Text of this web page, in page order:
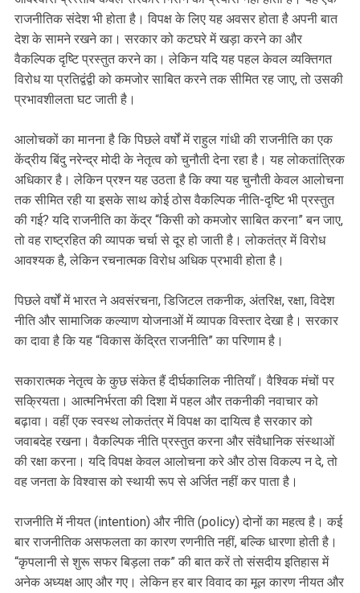
राजनीतिक संदेश भी होता है। विपक्ष के लिए यह अवसर होता है अपनी बात
देश के सामने रखने का। सरकार को कटघरे में खड़ा करने का और
वैकल्पिक दृष्टि प्रस्तुत करने का। लेकिन यदि यह पहल केवल व्यक्तिगत
विरोध या प्रतिद्वंद्वी को कमजोर साबित करने तक सीमित रह जाए, तो उसकी
प्रभावशीलता घट जाती है।
आलोचकों का मानना है कि पिछले वर्षों में राहुल गांधी की राजनीति का एक
केंद्रीय बिंदु नरेन्द्र मोदी के नेतृत्व को चुनौती देना रहा है। यह लोकतांत्रिक
अधिकार है। लेकिन प्रश्न यह उठता है कि क्या यह चुनौती केवल आलोचना
तक सीमित रही या इसके साथ कोई ठोस वैकल्पिक नीति-दृष्टि भी प्रस्तुत
की गई? यदि राजनीति का केंद्र “किसी को कमजोर साबित करना” बन जाए,
तो वह राष्ट्रहित की व्यापक चर्चा से दूर हो जाती है। लोकतंत्र में विरोध
आवश्यक है, लेकिन रचनात्मक विरोध अधिक प्रभावी होता है।
पिछले वर्षों में भारत ने अवसंरचना, डिजिटल तकनीक, अंतरिक्ष, रक्षा, विदेश
नीति और सामाजिक कल्याण योजनाओं में व्यापक विस्तार देखा है। सरकार
का दावा है कि यह “विकास केंद्रित राजनीति” का परिणाम है।
सकारात्मक नेतृत्व के कुछ संकेत हैं दीर्घकालिक नीतियाँ। वैश्विक मंचों पर
सक्रियता। आत्मनिर्भरता की दिशा में पहल और तकनीकी नवाचार को
बढ़ावा। वहीं एक स्वस्थ लोकतंत्र में विपक्ष का दायित्व है सरकार को
जवाबदेह रखना। वैकल्पिक नीति प्रस्तुत करना और संवैधानिक संस्थाओं
की रक्षा करना। यदि विपक्ष केवल आलोचना करे और ठोस विकल्प न दे, तो
वह जनता के विश्वास को स्थायी रूप से अर्जित नहीं कर पाता है।
राजनीति में नीयत (intention) और नीति (policy) दोनों का महत्व है। कई
बार राजनीतिक असफलता का कारण रणनीति नहीं, बल्कि धारणा होती है।
“कृपलानी से शुरू सफर बिड़ला तक” की बात करें तो संसदीय इतिहास में
अनेक अध्यक्ष आए और गए। लेकिन हर बार विवाद का मूल कारण नीयत और